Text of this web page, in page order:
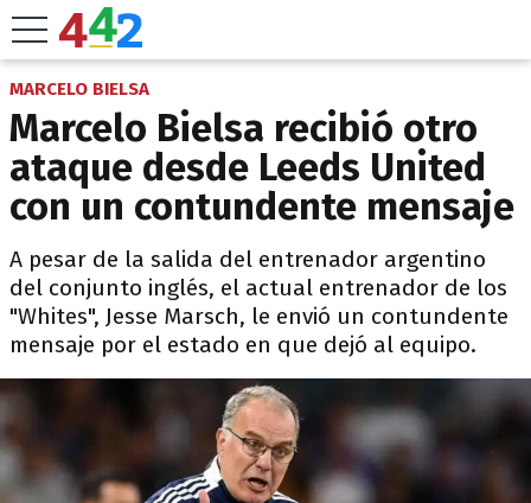
MARCELO BIELSA
Marcelo Bielsa recibió otro
ataque desde Leeds United
con un contundente mensaje
A pesar de la salida del entrenador argentino
del conjunto inglés, el actual entrenador de los
"Whites", Jesse Marsch, le envió un contundente
mensaje por el estado en que dejó al equipo.